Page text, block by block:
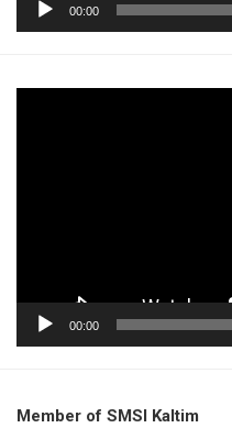
00:00
00:00
Member of SMSI Kaltim